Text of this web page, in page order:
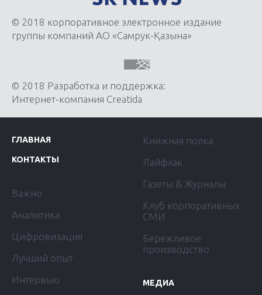
© 2018 корпоративное электронное издание
группы компаний АО «Самрук-Қазына»
© 2018 Разработка и поддержка:
Интернет-компания Creatida
ГЛАВНАЯ
КОНТАКТЫ
Важно
Аналитика
Цифровизация
Лучший опыт
Интервью
Книжная полка
Лайфхак
Газеты & Журналы
Клуб корпоративных
СМИ
Бережливое
производство
МЕДИА